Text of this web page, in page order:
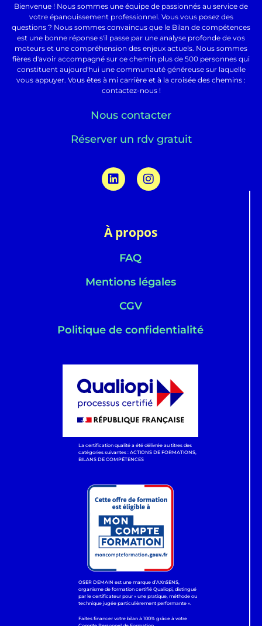
Bienvenue ! Nous sommes une équipe de passionnés au service de
votre épanouissement professionnel. Vous vous posez des
questions ? Nous sommes convaincus que le Bilan de compétences
est une bonne réponse s'il passe par une analyse profonde de vos
moteurs et une compréhension des enjeux actuels. Nous sommes
fières d'avoir accompagné sur ce chemin plus de 500 personnes qui
constituent aujourd'hui une communauté généreuse sur laquelle
vous appuyer. Vous êtes à mi carrière et à la croisée des chemins :
contactez-nous !
Nous contacter
Réserver un rdv gratuit
À propos
FAQ
Mentions légales
CGV
Politique de confidentialité
La certification qualité a été délivrée au titres des
catégories suivantes : ACTIONS DE FORMATIONS,
BILANS DE COMPÉTENCES
OSER DEMAIN est une marque d’AXnSENS,
organisme de formation certifié Qualiopi, distingué
par le certificateur pour « une pratique, méthode ou
technique jugée particulièrement performante ».
Faites financer votre bilan à 100% grâce à votre